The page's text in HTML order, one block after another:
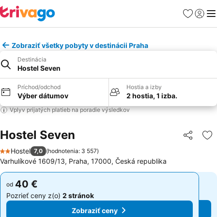
Obľúbené
Zobraziť všetky pobyty v destinácii Praha
Destinácia
Hostel Seven
Príchod/odchod
Výber dátumov
Hostia a izby
2 hostia, 1 izba.
Vplyv prijatých platieb na poradie výsledkov
Hostel Seven Zdieľať
2 Počet hviezdičiek
Hostel 7,0 (hodnotenia: 3 557)
Varhulíkové 1609/13, Praha, 17000, Česká republika
od 40 €
Pozrieť ceny z(o) 2 stránok
Zobraziť ceny
od 40 €
Pozrieť ceny z(o) 2 stránok
Zobraziť ceny